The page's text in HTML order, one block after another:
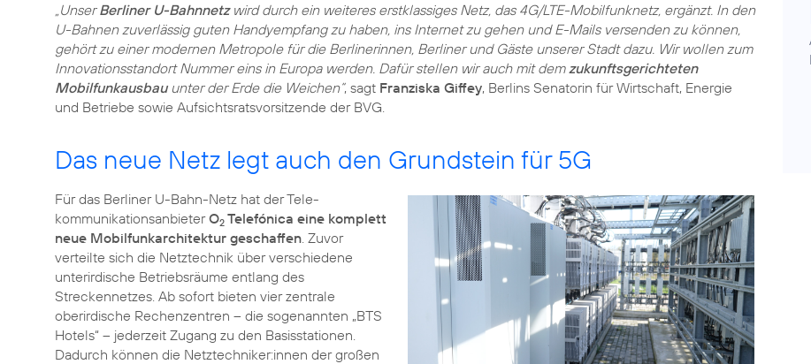
„UnserBerliner U-Bahnnetzwird durch ein weiteres erstklassiges Netz, das 4G/LTE-Mobilfunknetz, ergänzt. In den
U-Bahnen zuverlässig guten Handyempfang zu haben, ins Internet zu gehen und E-Mails versenden zu können,
gehört zu einer modernen Metropole für die Berlinerinnen, Berliner und Gäste unserer Stadt dazu. Wir wollen zum
Innovationsstandort Nummer eins in Europa werden. Dafür stellen wir auch mit demzukunftsgerichteten
Mobilfunkausbauunter der Erde die Weichen“, sagt Franziska Giffey, Berlins Senatorin für Wirtschaft, Energie
und Betriebe sowie Aufsichtsratsvorsitzende der BVG.
Das neue Netz legt auch den Grundstein für 5G
Für das Berliner U-Bahn-Netz hat der Tele­
kommunikations­anbieterO2 Telefónica eine komplett
neue Mobilfunkarchitektur geschaffen. Zuvor
verteilte sich die Netztechnik über verschiedene
unterirdische Betriebsräume entlang des
Streckennetzes. Ab sofort bieten vier zentrale
oberirdische Rechenzentren – die sogenannten „BTS
Hotels“ – jederzeit Zugang zu den Basisstationen.
Dadurch können die Netztechniker:innen der großen